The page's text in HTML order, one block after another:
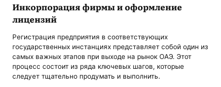
Инкорпорация фирмы и оформление
лицензий
Регистрация предприятия в соответствующих
государственных инстанциях представляет собой один из
самых важных этапов при выходе на рынок ОАЭ. Этот
процесс состоит из ряда ключевых шагов, которые
следует тщательно продумать и выполнить.